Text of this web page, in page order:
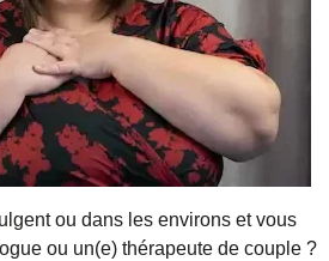
ou dans les environs et vous
ou un(e) thérapeute de couple ?